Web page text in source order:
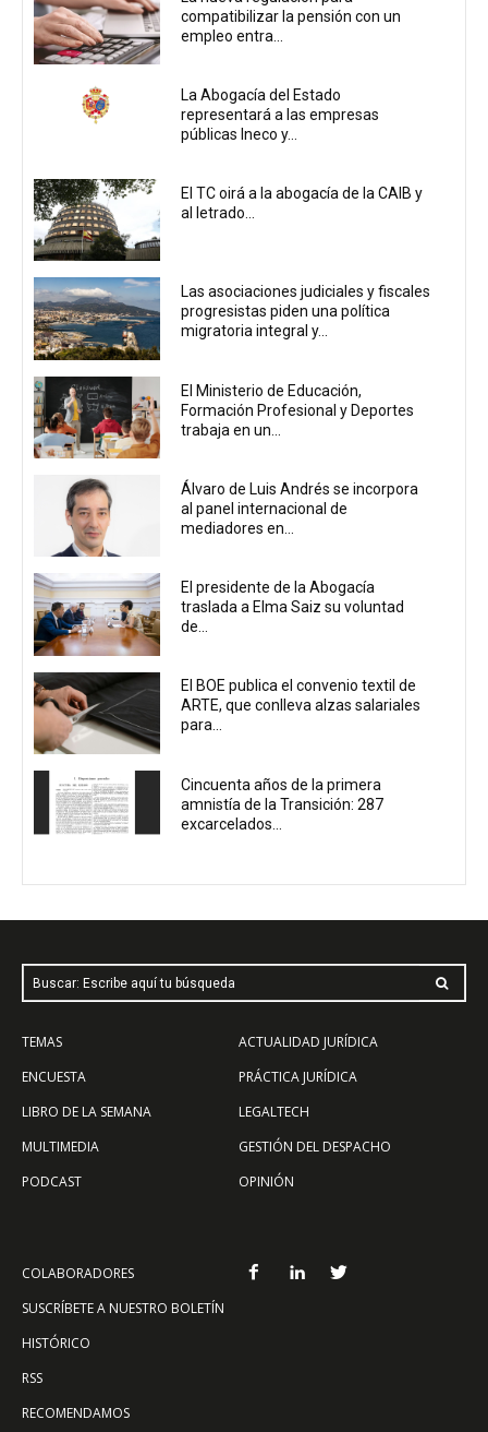
compatibilizar la pensión con un
empleo entra...
La Abogacía del Estado
representará a las empresas
públicas Ineco y...
El TC oirá a la abogacía de la CAIB y
al letrado...
Las asociaciones judiciales y fiscales
progresistas piden una política
migratoria integral y...
El Ministerio de Educación,
Formación Profesional y Deportes
trabaja en un...
Álvaro de Luis Andrés se incorpora
al panel internacional de
mediadores en...
El presidente de la Abogacía
traslada a Elma Saiz su voluntad
de...
El BOE publica el convenio textil de
ARTE, que conlleva alzas salariales
para...
Cincuenta años de la primera
amnistía de la Transición: 287
excarcelados...
Buscar: Escribe aquí tu búsqueda
TEMAS
ENCUESTA
LIBRO DE LA SEMANA
MULTIMEDIA
PODCAST
ACTUALIDAD JURÍDICA
PRÁCTICA JURÍDICA
LEGALTECH
GESTIÓN DEL DESPACHO
OPINIÓN
COLABORADORES
SUSCRÍBETE A NUESTRO BOLETÍN
HISTÓRICO
RSS
RECOMENDAMOS